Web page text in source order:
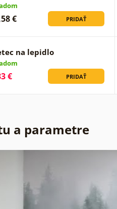
€ PRIDAŤ
na lepidlo
€ PRIDAŤ
a parametre